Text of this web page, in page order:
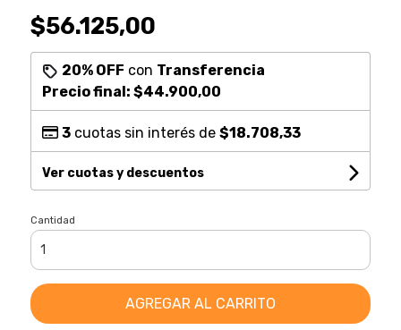
$56.125,00
20% OFF con Transferencia
Precio final: $44.900,00
3cuotas sin interés de $18.708,33
Ver cuotas y descuentos
Cantidad
AGREGAR AL CARRITO